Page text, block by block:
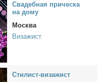
Сва­деб­ная при­чес­ка
на до­му
Москва
Визажист
Сти­лист-ви­за­жист